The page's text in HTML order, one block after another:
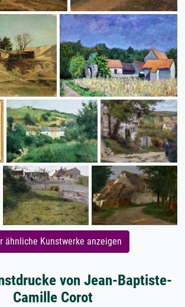
ähnliche Kunstwerke anzeigen
von Jean-Baptiste-
Camille Corot